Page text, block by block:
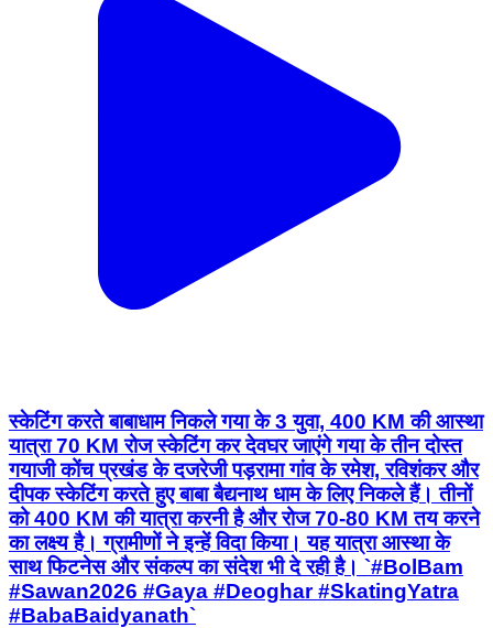
स्केटिंग करते बाबाधाम निकले गया के 3 युवा, 400 KM की आस्था
यात्रा 70 KM रोज स्केटिंग कर देवघर जाएंगे गया के तीन दोस्त
गयाजी कोंच प्रखंड के दजरेजी पड़रामा गांव के रमेश, रविशंकर और
दीपक स्केटिंग करते हुए बाबा बैद्यनाथ धाम के लिए निकले हैं। तीनों
को 400 KM की यात्रा करनी है और रोज 70-80 KM तय करने
का लक्ष्य है। ग्रामीणों ने इन्हें विदा किया। यह यात्रा आस्था के
साथ फिटनेस और संकल्प का संदेश भी दे रही है। `#BolBam
#Sawan2026 #Gaya #Deoghar #SkatingYatra
#BabaBaidyanath`